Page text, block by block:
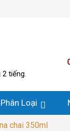
tiếng.
Phân Loại
chai 350ml